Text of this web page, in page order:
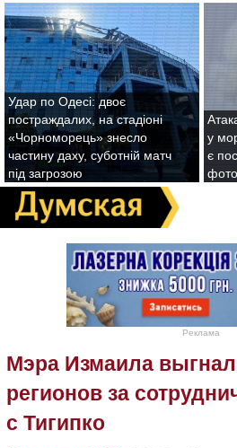
Удар по Одесі: двоє
постраждалих, на стадіоні
«Чорноморець» знесло
частину даху, суботній матч
під загрозою
у
є
Реклама
Мэра Измаила
регионов за
с Тигипко